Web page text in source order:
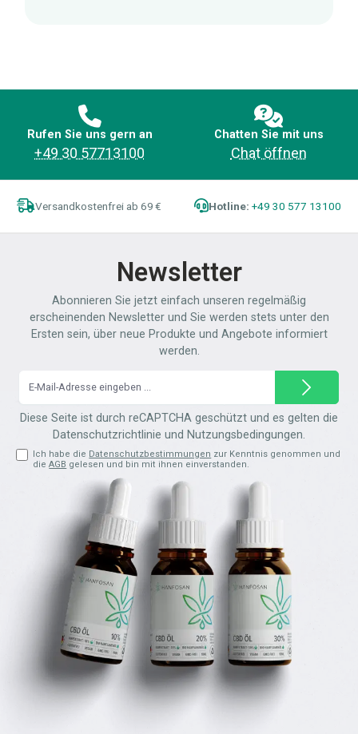
Rufen Sie uns gern an
+49 30 57713100
Chatten Sie mit uns
Chat öffnen
Versandkostenfrei ab 69 € Hotline: +49 30 577 13100
Newsletter
Abonnieren Sie jetzt einfach unseren regelmäßig
erscheinenden Newsletter und Sie werden stets unter den
Ersten sein, über neue Produkte und Angebote informiert
werden.
Mail-
Adresse*
Diese Seite ist durch reCAPTCHA geschützt und es gelten die
Datenschutzrichtlinie und Nutzungsbedingungen.
Ich habe die Datenschutzbestimmungen zur Kenntnis genommen und
dieAGB gelesen und bin mit ihnen einverstanden.